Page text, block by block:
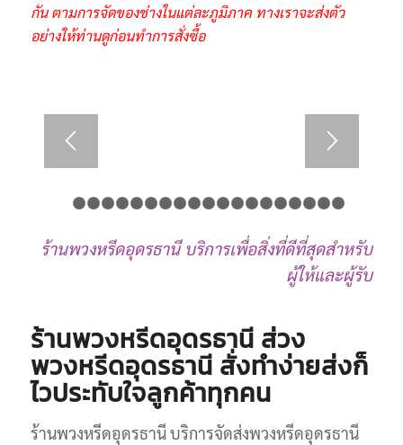
กัน ตามการจัดของช่างในแต่ละภูมิภาค ทางเราจะส่งตัว
อย่างให้ท่านดูก่อนทำการสั่งซื้อ
1 2 3 4 5 6 7 8 9 1011121314
ร้านพวงหรีดอุดรธานี บริการเพื่อสิ่งที่ดีที่สุดสำหรับ
ผู้ให้และผู้รับ
ร้านพวงหรีดอุดรธานี ส่วง
พวงหรีดอุดรธานี สั่งทำง่ายส่งก็
ไวประทับใจลูกค้าทุกคน
ร้านพวงหรีดอุดรธานี บริการจัดส่งพวงหรีดอุดรธานี